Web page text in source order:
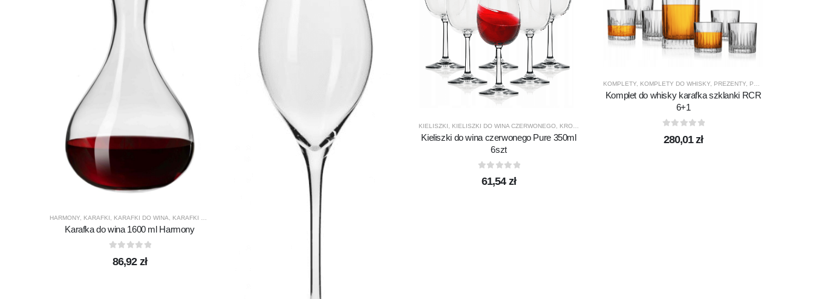
HARMONY KARAFKI KARAFKI DO WINA KARAFKI DO WODY PRODUCENCI
Karafka do wina 1600 ml Harmony
86,92 zł
KIELISZKI KIELISZKI DO WINA CZERWONEGO KROSNO GLASS PRODUKTY ,PURE
Kieliszki do wina czerwonego Pure 350ml
6szt
61,54 zł
KOMPLETY, KOMPLETY DO WHISKY, PREZENTY, PRODUCENCI
Komplet do whisky karafka szklanki RCR
6+1
280,01zł